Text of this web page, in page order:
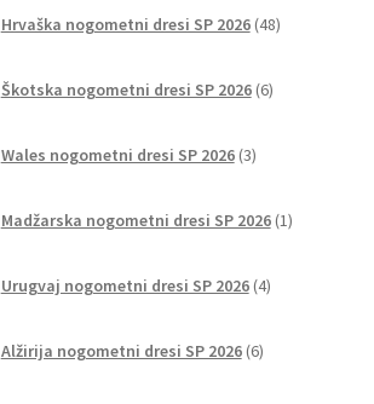
Hrvaška nogometni dresi SP 2026 48izdelkov
Škotska nogometni dresi SP 2026 6izdelkov
Wales nogometni dresi SP 2026 3izdelki
Madžarska nogometni dresi SP 2026 1izdelek
Urugvaj nogometni dresi SP 2026 4izdelki
Alžirija nogometni dresi SP 2026 6izdelkov